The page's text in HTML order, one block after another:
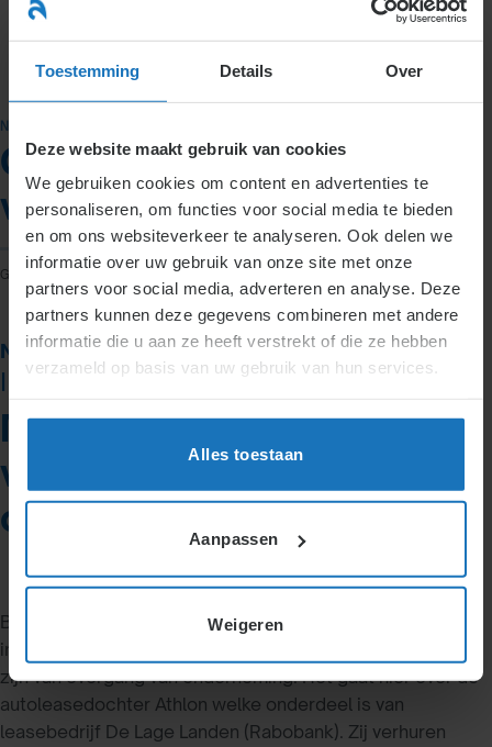
Toestemming Details Over
Deze website maakt gebruik van cookies
We gebruiken cookies om content en advertenties te
personaliseren, om functies voor social media te bieden
en om ons websiteverkeer te analyseren. Ook delen we
informatie over uw gebruik van onze site met onze
partners voor social media, adverteren en analyse. Deze
partners kunnen deze gegevens combineren met andere
informatie die u aan ze heeft verstrekt of die ze hebben
verzameld op basis van uw gebruik van hun services.
Alles toestaan
Aanpassen
Weigeren
naar
inhoud
NIEUWS
Overname van een
vreemde eend in de bijt
GEPLAATST OP 27 JULI 2016
Nieuws over arbeidsrecht | Datum: 28 juli 2016
| Auteur: Ivanka van Netten
Mercedes-Benz neemt een
vreemde eend in de bijt
over van Rabobank
Begin deze maand heeft de Rabobank zijn vreemde eend
in de bijt verkocht aan Mercedes-Benz en kan er sprake
zijn van overgang van onderneming. Het gaat hier over de
autoleasedochter Athlon welke onderdeel is van
leasebedrijf De Lage Landen (Rabobank). Zij verhuren